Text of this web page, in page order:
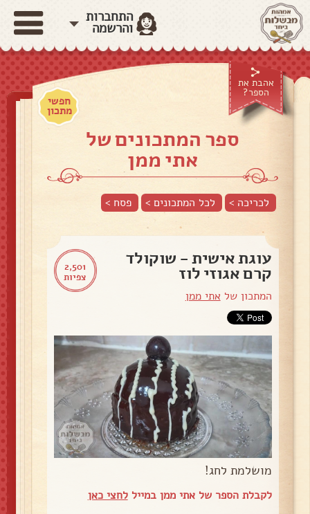
התחברות
והרשמה
אהבת את
הספר?
חפשי
מתכון
ספר המתכונים של
אתי ממן
לכריכה > לכל המתכונים > פסח >
2,501
צפיות
עוגת אישית - שוקולד
קרם אגוזי לוז
המתכון של אתי ממן
מושלמת לחג!
לקבלת הספר של אתי ממן במייללחצי כאן